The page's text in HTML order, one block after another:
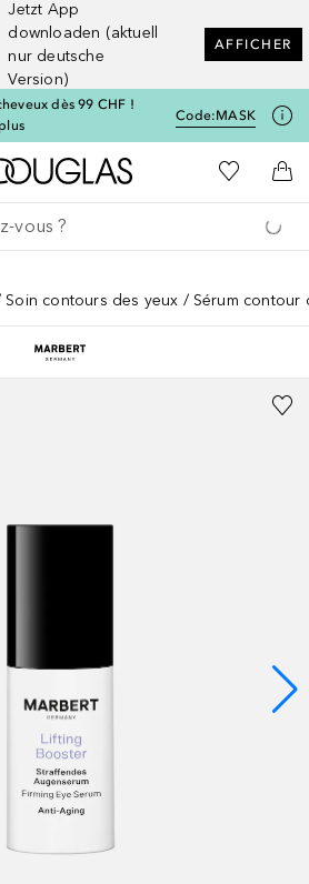
Jetzt App
downloaden (aktuell
nur deutsche
Version)
AFFICHER
dès 99 CHF !
Code:MASK
Vers l'accueil Douglas
Vers Ma
Soin contours des yeux Sérum contour